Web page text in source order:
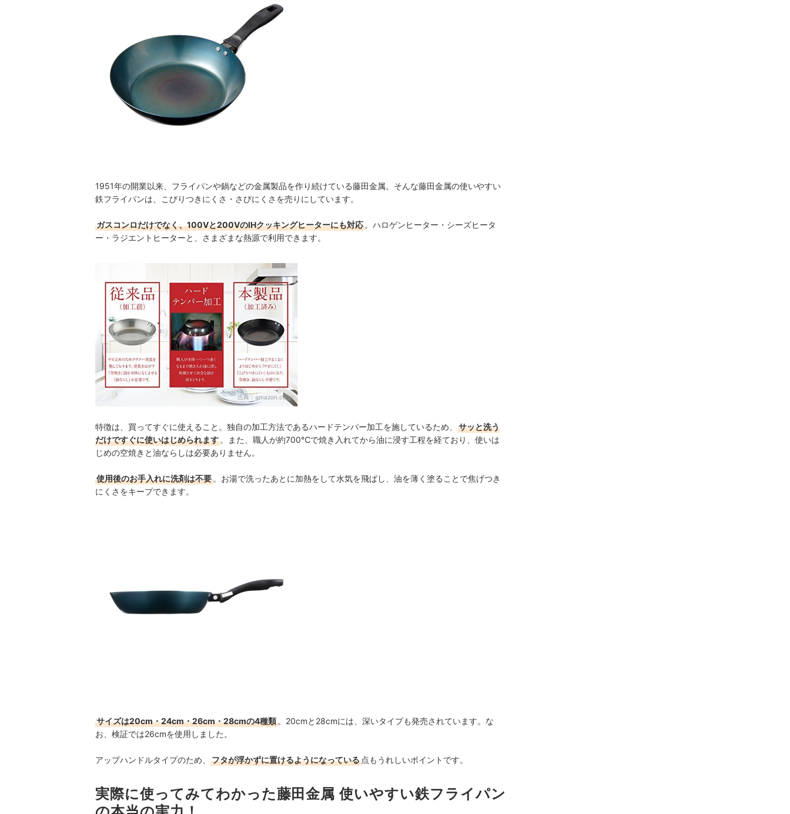
1951年の開業以来、フライパンや鍋などの金属製品を作り続けている藤田金属。そんな藤田金属の使いやすい
鉄フライパンは、こびりつきにくさ・さびにくさを売りにしています。
ガスコンロだけでなく、100Vと200VのIHクッキングヒーターにも対応 。ハロゲンヒーター・シーズヒータ
ー・ラジエントヒーターと、さまざまな熱源で利用できます。
出典： amazon.co.jp
特徴は、買ってすぐに使えること。独自の加工方法であるハードテンパー加工を施しているため、
サッと洗う
だけですぐに使いはじめられます 。また、職人が約700℃で焼き入れてから油に浸す工程を経ており、使いは
じめの空焼きと油ならしは必要ありません。
使用後のお手入れに洗剤は不要 。お湯で洗ったあとに加熱をして水気を飛ばし、油を薄く塗ることで焦げつき
にくさをキープできます。
サイズは20cm・24cm・26cm・28cmの4種類 。20cmと28cmには、深いタイプも発売されています。な
お、検証では26cmを使用しました。
アップハンドルタイプのため、 フタが浮かずに置けるようになっている 点もうれしいポイントです。
実際に使ってみてわかった藤田金属 使いやすい鉄フライパン